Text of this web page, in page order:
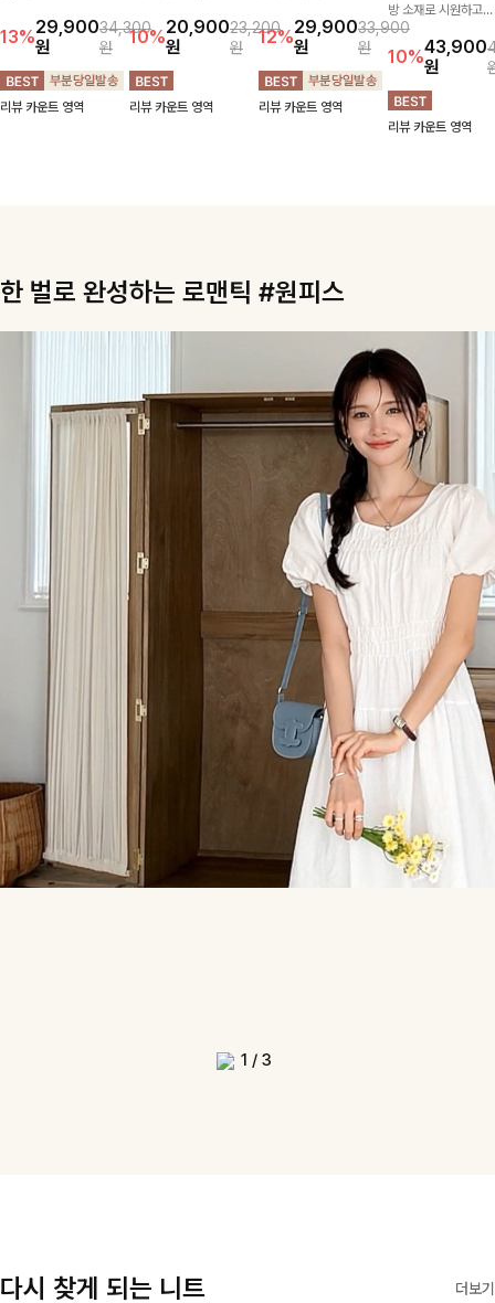
감, 여름에 딱 맞는 코
튼 셔츠❤️ 여유 있는
핏과 스트라이프 패
턴, 자연스러운 실루
엣으로 데일리 코디에
13%29,900
원
34,300
원
리뷰 카운트 영역
맞게 선택할 수 있는
활용도 높은 가디건
🤍 부드러운 착용감
과 베이직한 디자인으
로 단독은 물론 가볍
10%20,900
원
23,200
원
리뷰 카운트 영역
포인트를 더해주는 니
트입니다. 세로 골지
짜임이 슬림한 실루엣
을 연출해 단정하면서
도 여성스러운 무드를
12%29,900
원
33,900
원
리뷰 카운트 영역
방 소재로 시원하고
쾌적하게 즐기기 좋은
와이드 슬랙스입니다.
핀턱 디테일과 여유로
운 와이드 핏이 더해
져 길고 멋스러운 실
루엣을 완성해드려
10%43,900
원
리뷰 카운트 영역
한 벌로 완성하는 로맨틱 #원피스
1 / 3
다시 찾게 되는 니트 더보기